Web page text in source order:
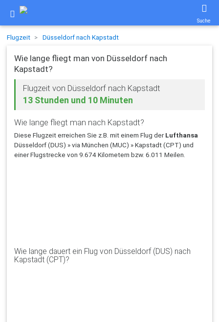
Suche
Flugzeit Düsseldorf nach Kapstadt
Wie lange fliegt man von Düsseldorf nach
Kapstadt?
Flugzeit von Düsseldorf nach Kapstadt
13 Stunden und 10 Minuten
Wie lange fliegt man nach Kapstadt?
Diese Flugzeit erreichen Sie z.B. mit einem Flug derLufthansa
Düsseldorf (DUS) » via München (MUC) » Kapstadt (CPT) und
einer Flugstrecke von 9.674 Kilometern bzw. 6.011 Meilen.
Wie lange dauert ein Flug von Düsseldorf (DUS) nach
Kapstadt (CPT)?